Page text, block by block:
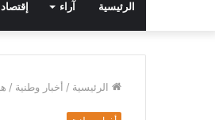
الرئيسية آراء إقتصاد
الرئيسية / أخبار وطنية /